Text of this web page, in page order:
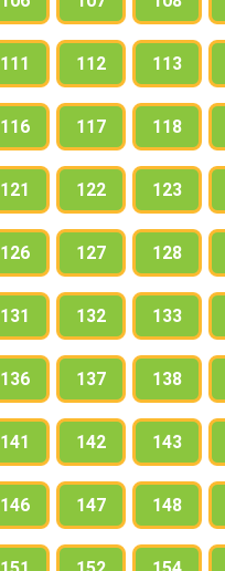
111 112 113
116 117 118
121 122 123
126 127 128
131 132 133
136 137 138
141 142 143
146 147 148